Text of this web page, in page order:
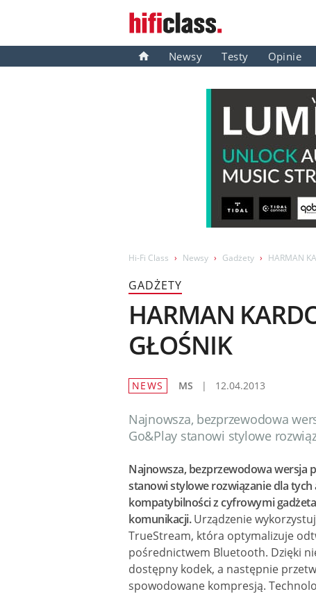
Newsy Testy Opinie
Hi-Fi Class Newsy Gadżety HARMAN
GADŻETY
HARMAN
GŁOŚNIK
NEWS MS | 12.04.2013
Najnowsza, bezprzewodowa
Go&Play stanowi stylowe
Najnowsza, bezprzewodowa wersja
stanowi stylowe rozwiązanie dla
kompatybilności z cyfrowymi
komunikacji.Urządzenie
TrueStream, która optymalizuje
pośrednictwem Bluetooth. Dzięki
dostępny kodek, a następnie
spowodowane kompresją.